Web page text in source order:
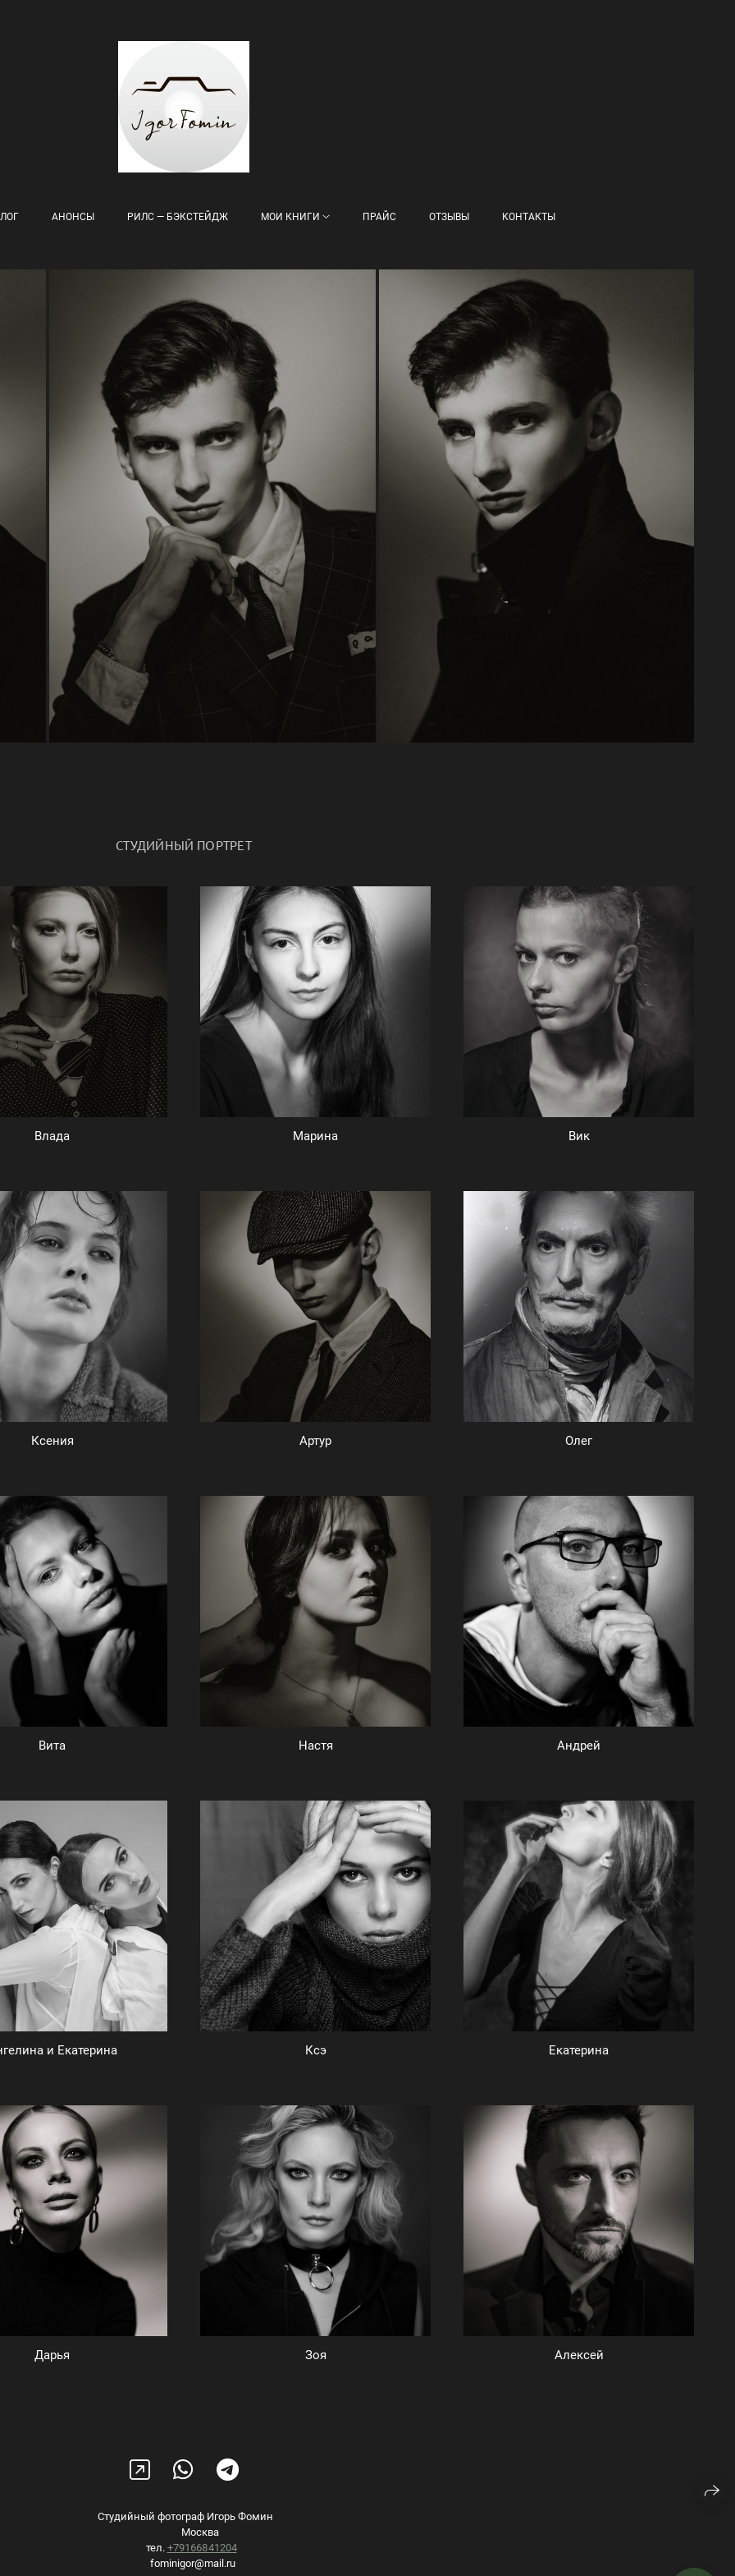
АНОНСЫ РИЛС — БЭКСТЕЙДЖ МОИ КНИГИ ПРАЙС ОТЗЫВЫ КОНТАКТЫ
СТУДИЙНЫЙ ПОРТРЕТ
Влада Марина Вик
Ксения Артур Олег
Вита Настя Андрей
и Екатерина Ксэ Екатерина
Дарья Зоя Алексей
Студийный фотограф Игорь Фомин
Москва
тел. +79166841204
fominigor@mail.ru